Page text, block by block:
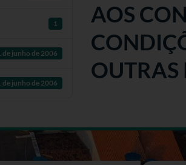
1
de junho de 2006
de junho de 2006
AOS
OUTRAS